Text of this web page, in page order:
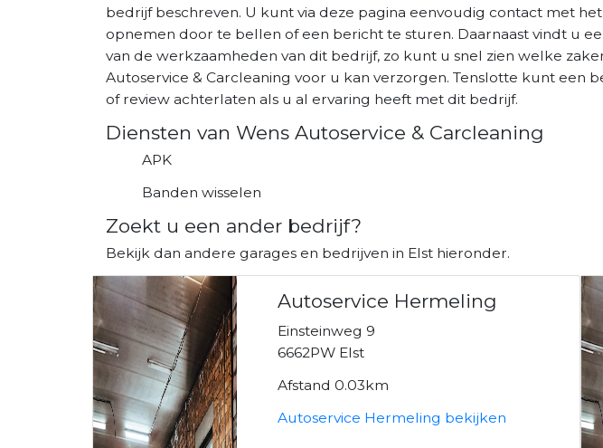
bedrijf beschreven. U kunt via deze pagina eenvoudig contact met
opnemen door te bellen of een bericht te sturen. Daarnaast vindt u
van de werkzaamheden van dit bedrijf, zo kunt u snel zien welke
Autoservice & Carcleaning voor u kan verzorgen. Tenslotte kunt een
of review achterlaten als u al ervaring heeft met dit bedrijf.
Diensten van Wens Autoservice & Carcleaning
APK
Banden wisselen
Zoekt u een ander bedrijf?
Bekijk dan andere garages en bedrijven in Elst hieronder.
Autoservice Hermeling
Einsteinweg 9
6662PW Elst
Afstand 0.03km
Autoservice Hermeling bekijken